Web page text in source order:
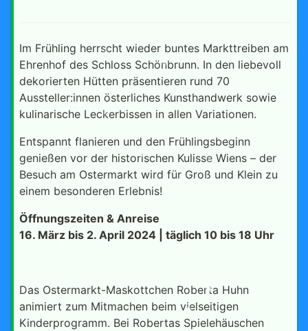
Im Frühling herrscht wieder buntes Markttreiben am
Ehrenhof des Schloss Schönbrunn. In den liebevoll
dekorierten Hütten präsentieren rund 70
Aussteller:innen österliches Kunsthandwerk sowie
kulinarische Leckerbissen in allen Variationen.
Entspannt flanieren und den Frühlingsbeginn
genießen vor der historischen Kulisse Wiens – der
Besuch am Ostermarkt wird für Groß und Klein zu
einem besonderen Erlebnis!
Öffnungszeiten & Anreise
16. März bis 2. April 2024 | täglich 10 bis 18 Uhr
Das Ostermarkt-Maskottchen Roberta Huhn
animiert zum Mitmachen beim vielseitigen
Kinderprogramm. Bei Robertas Spielehäuschen